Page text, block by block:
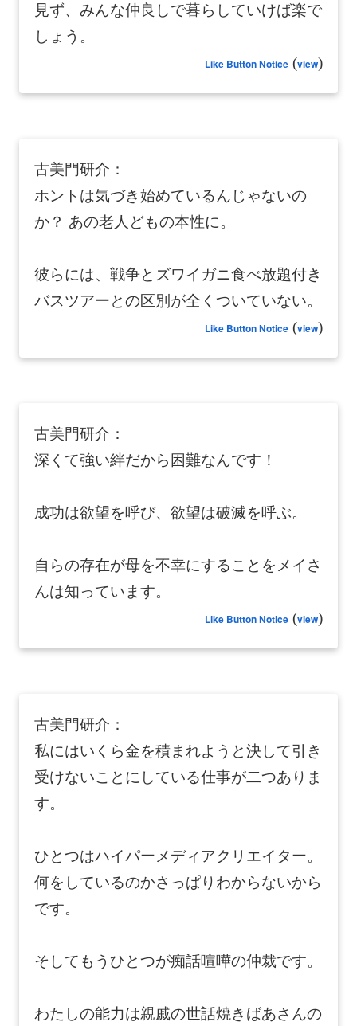
見ず、みんな仲良しで暮らしていけば楽で
しょう。
Like Button Notice (view)
古美門研介：
ホントは気づき始めているんじゃないの
か？ あの老人どもの本性に。
彼らには、戦争とズワイガニ食べ放題付き
バスツアーとの区別が全くついていない。
Like Button Notice (view)
古美門研介：
深くて強い絆だから困難なんです！
成功は欲望を呼び、欲望は破滅を呼ぶ。
自らの存在が母を不幸にすることをメイさ
んは知っています。
Like Button Notice (view)
古美門研介：
私にはいくら金を積まれようと決して引き
受けないことにしている仕事が二つありま
す。
ひとつはハイパーメディアクリエイター。
何をしているのかさっぱりわからないから
です。
そしてもうひとつが痴話喧嘩の仲裁です。
わたしの能力は親戚の世話焼きばあさんの